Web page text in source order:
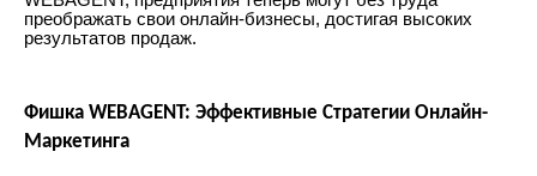
преображать свои онлайн-бизнесы, достигая высоких
результатов продаж.
Фишка WEBAGENT: Эффективные Стратегии Онлайн-
Маркетинга